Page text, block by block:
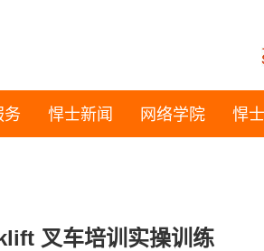
务 悍士新闻 网络学院 悍
叉车培训实操训练